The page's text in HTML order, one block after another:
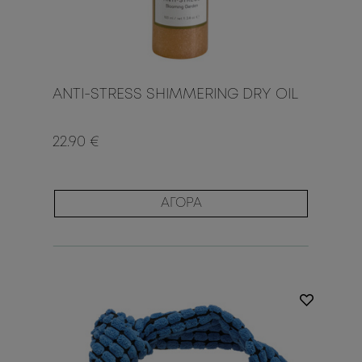
ANTI-STRESS SHIMMERING DRY OIL
22.90 €
ΑΓΟΡΑ